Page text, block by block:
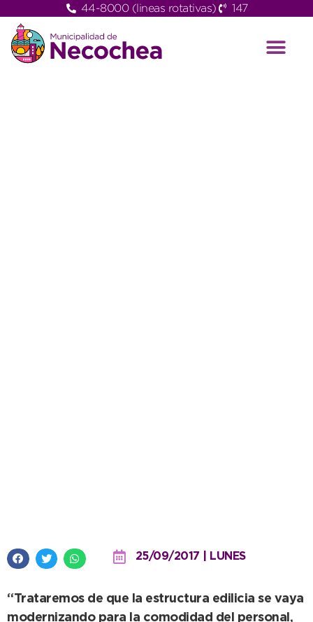
44-8000 (lineas rotativas) 147
25/09/2017 | LUNES
“Trataremos de que la estructura edilicia se vaya
modernizando para la comodidad del personal,